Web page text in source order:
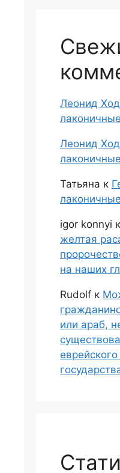
Леонид
Леонид
Татьяна к
igor konnyi к
желтая
на наших
Rudolf к
или араб,